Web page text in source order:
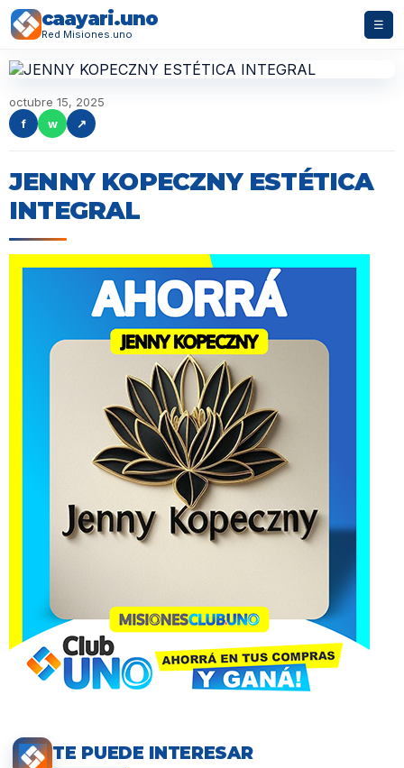
caayari.uno
Red Misiones.uno
☰
octubre 15, 2025
f
w ↗
JENNY KOPECZNY ESTÉTICA
INTEGRAL
TE PUEDE INTERESAR